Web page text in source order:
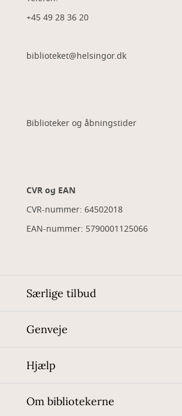
+45 49 28 36 20
biblioteket@helsingor.dk
Biblioteker og åbningstider
CVR og EAN
CVR-nummer: 64502018
EAN-nummer: 5790001125066
Særlige tilbud
Genveje
Hjælp
Om bibliotekerne